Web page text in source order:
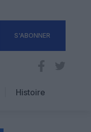
S'ABONNER
Histoire